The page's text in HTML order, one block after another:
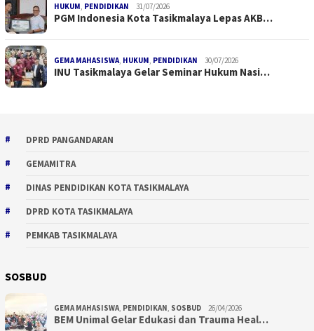
HUKUM, PENDIDIKAN 31/07/2026
PGM Indonesia Kota Tasikmalaya Lepas AKB…
GEMA MAHASISWA, HUKUM, PENDIDIKAN 30/07/2026
INU Tasikmalaya Gelar Seminar Hukum Nasi…
DPRD PANGANDARAN
GEMAMITRA
DINAS PENDIDIKAN KOTA TASIKMALAYA
DPRD KOTA TASIKMALAYA
PEMKAB TASIKMALAYA
SOSBUD
GEMA MAHASISWA, PENDIDIKAN, SOSBUD 26/04/2026
BEM Unimal Gelar Edukasi dan Trauma Heal…